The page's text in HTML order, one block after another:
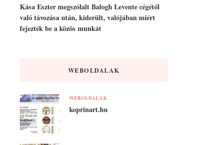
Kása Eszter megszólalt Balogh Levente cégétől
való távozása után, kiderült, valójában miért
fejezték be a közös munkát
WEBOLDALAK
WEBOLDALAK
koprinart.hu